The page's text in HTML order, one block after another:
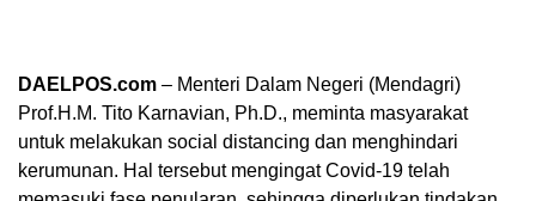
DAELPOS.com – Menteri Dalam Negeri (Mendagri)
Prof.H.M. Tito Karnavian, Ph.D., meminta masyarakat
untuk melakukan social distancing dan menghindari
kerumunan. Hal tersebut mengingat Covid-19 telah